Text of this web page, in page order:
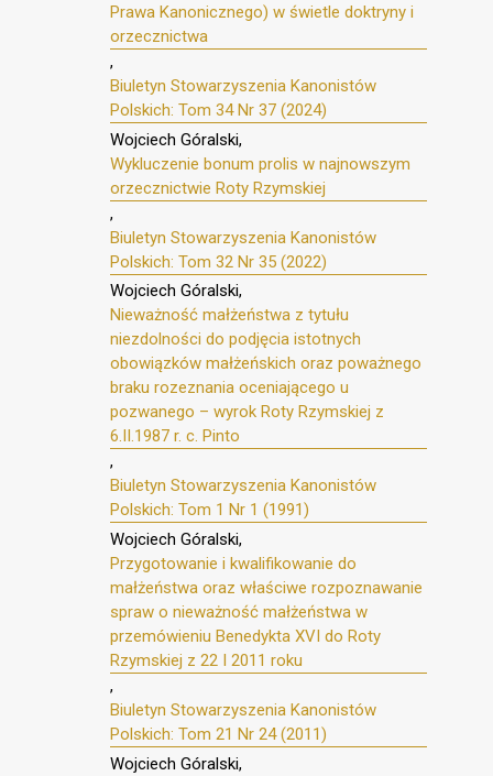
Prawa Kanonicznego) w świetle doktryny i
orzecznictwa
,
Biuletyn Stowarzyszenia Kanonistów
Polskich: Tom 34 Nr 37 (2024)
Wojciech Góralski,
Wykluczenie bonum prolis w najnowszym
orzecznictwie Roty Rzymskiej
,
Biuletyn Stowarzyszenia Kanonistów
Polskich: Tom 32 Nr 35 (2022)
Wojciech Góralski,
Nieważność małżeństwa z tytułu
niezdolności do podjęcia istotnych
obowiązków małżeńskich oraz poważnego
braku rozeznania oceniającego u
pozwanego – wyrok Roty Rzymskiej z
6.II.1987 r. c. Pinto
,
Biuletyn Stowarzyszenia Kanonistów
Polskich: Tom 1 Nr 1 (1991)
Wojciech Góralski,
Przygotowanie i kwalifikowanie do
małżeństwa oraz właściwe rozpoznawanie
spraw o nieważność małżeństwa w
przemówieniu Benedykta XVI do Roty
Rzymskiej z 22 I 2011 roku
,
Biuletyn Stowarzyszenia Kanonistów
Polskich: Tom 21 Nr 24 (2011)
Wojciech Góralski,